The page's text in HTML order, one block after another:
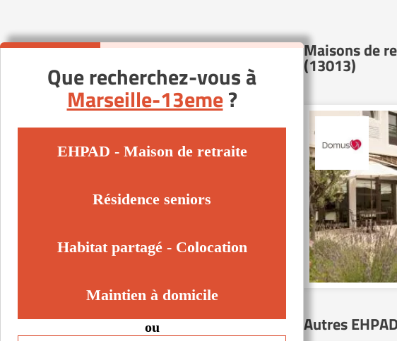
Maisons de
(13013)
Autres
Que recherchez-vous à
Marseille-13eme?
EHPAD - Maison de retraite
Résidence seniors
Habitat partagé - Colocation
Maintien à domicile
ou